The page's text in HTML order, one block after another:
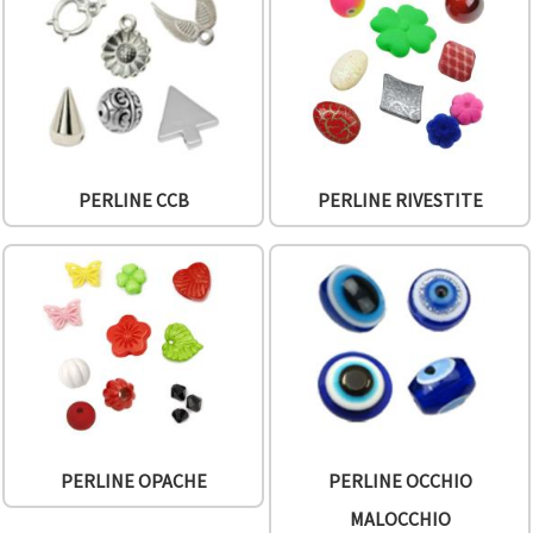
offerta e
visualizzare
contenuti
personalizzati.
• Fare clic
su "Accetta
tutto" per
accettare
"Impostazioni
Cookie" per
personalizzare
scelte. •
o revocare
in qualsiasi
informazioni,
la nostra
PERLINE CCB PERLINE RIVESTITE
PERLINE OPACHE
PERLINE OCCHIO
MALOCCHIO